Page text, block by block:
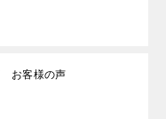
お客様の声